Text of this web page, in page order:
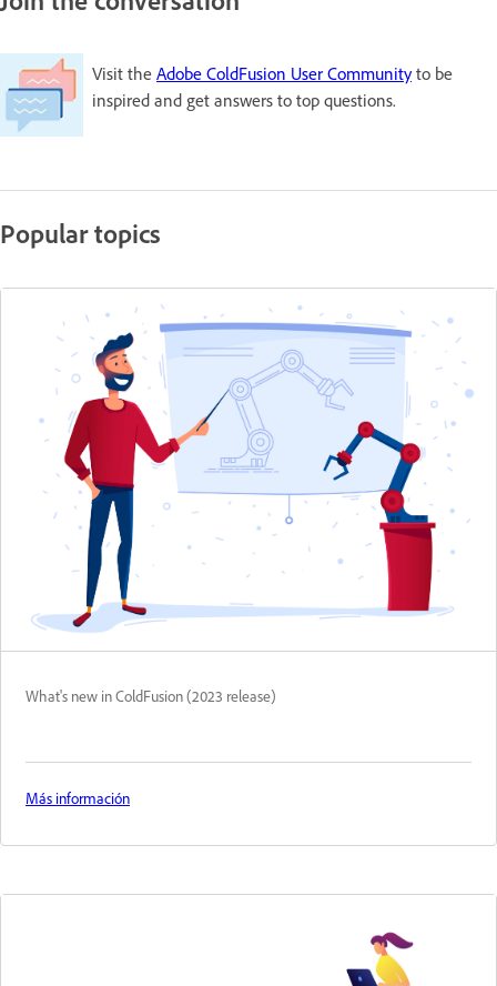
Visit the Adobe ColdFusion User Communityto be
inspired and get answers to top questions.
Popular topics
What's new in ColdFusion (2023 release)
Más información